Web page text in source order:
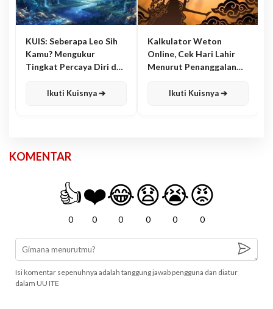
KUIS: Seberapa Leo Sih
Kamu? Mengukur
Tingkat Percaya Diri dan
Ikuti Kuisnya ➔
Kalkulator Weton
Online, Cek Hari Lahir
Menurut Penanggalan
Ikuti Kuisnya ➔
KOMENTAR
👍
0
❤️
0
😂
0
😧
0
😭
0
😡
0
Isi komentar sepenuhnya adalah tanggung jawab pengguna dan diatur
dalam UU ITE